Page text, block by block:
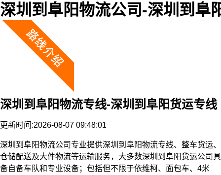
深圳到阜阳物流公司-深圳到阜
深圳到阜阳物流专线-深圳到阜阳货运专线
更新时间:2026-08-07 09:48:01
深圳到阜阳物流公司专业提供深圳到阜阳物流专线、整车货运、
仓储配送及大件物流等运输服务，大多数深圳到阜阳货运公司具
备自备车队和专业设备；包括但不限于依维柯、面包车、4米